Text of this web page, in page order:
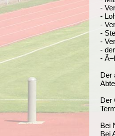
-
-
-
-
-
-
-
Der
Der
Bei
Bei